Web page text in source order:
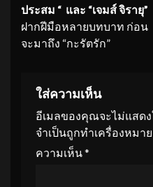
ประสม “ และ “เจมส์ จิรายุ”
ฝากฝีมือหลายบทบาท ก่อน
จะมาถึง “กะรัตรัก”
ใส่ความเห็น
อีเมลของคุณจะไม่แสด
จำเป็นถูกทำเครื่องหมาย
ความเห็น*